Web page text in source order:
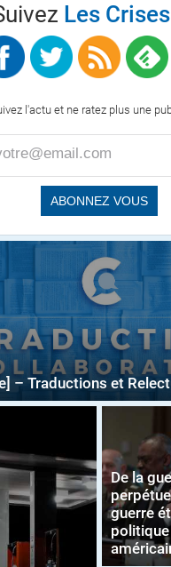
Les Crises
l'actu et ne ratez plus une
– Traductions et
De la
guerre